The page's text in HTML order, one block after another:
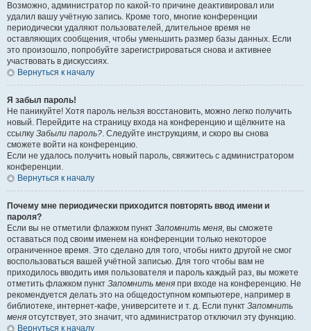
Возможно, администратор по какой-то причине деактивировал или
удалил вашу учётную запись. Кроме того, многие конференции
периодически удаляют пользователей, длительное время не
оставляющих сообщения, чтобы уменьшить размер базы данных. Если
это произошло, попробуйте зарегистрироваться снова и активнее
участвовать в дискуссиях.
Вернуться к началу
Я забыл пароль!
Не паникуйте! Хотя пароль нельзя восстановить, можно легко получить
новый. Перейдите на страницу входа на конференцию и щёлкните на
ссылку Забыли пароль?. Следуйте инструкциям, и скоро вы снова
сможете войти на конференцию.
Если не удалось получить новый пароль, свяжитесь с администратором
конференции.
Вернуться к началу
Почему мне периодически приходится повторять ввод имени и
пароля?
Если вы не отметили флажком пункт Запомнить меня, вы сможете
оставаться под своим именем на конференции только некоторое
ограниченное время. Это сделано для того, чтобы никто другой не смог
воспользоваться вашей учётной записью. Для того чтобы вам не
приходилось вводить имя пользователя и пароль каждый раз, вы можете
отметить флажком пункт Запомнить меня при входе на конференцию. Не
рекомендуется делать это на общедоступном компьютере, например в
библиотеке, интернет-кафе, университете и т. д. Если пункт Запомнить
меня отсутствует, это значит, что администратор отключил эту функцию.
Вернуться к началу